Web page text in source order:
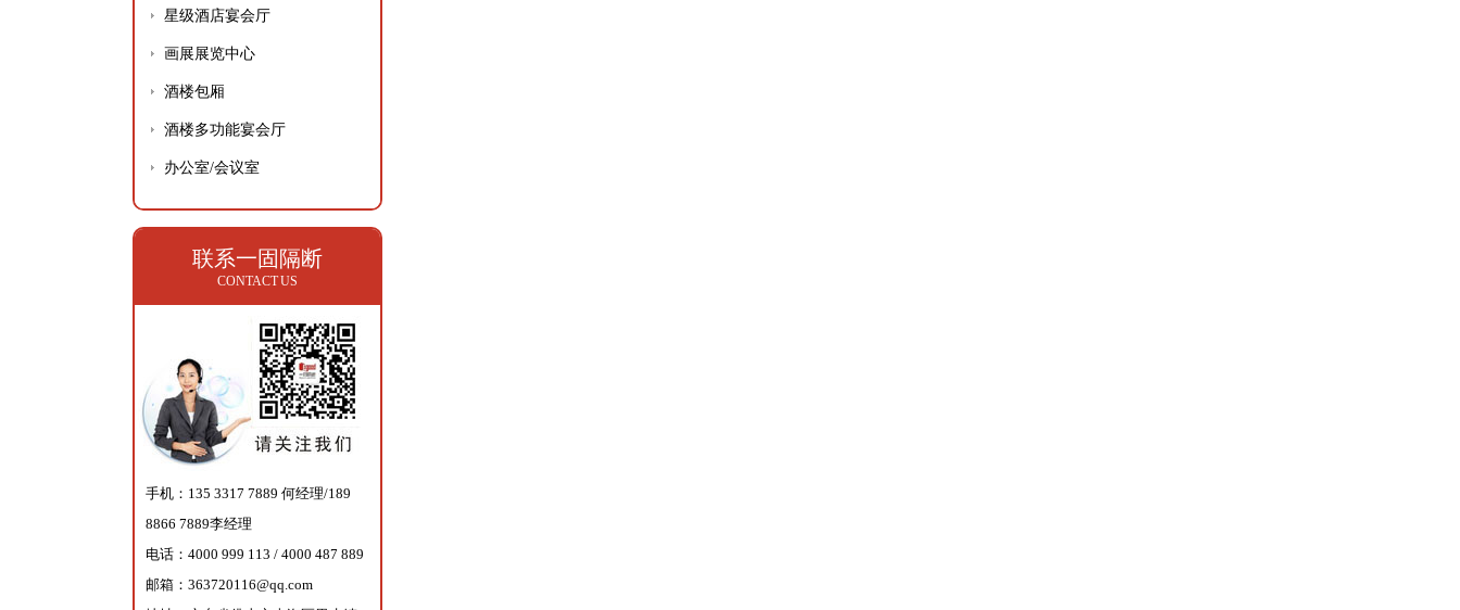
星级酒店宴会厅
画展展览中心
酒楼包厢
酒楼多功能宴会厅
办公室/会议室
联系一固隔断
CONTACT US
手机：135 3317 7889 何经理/189
8866 7889李经理
电话：4000 999 113 / 4000 487 889
邮箱：363720116@qq.com